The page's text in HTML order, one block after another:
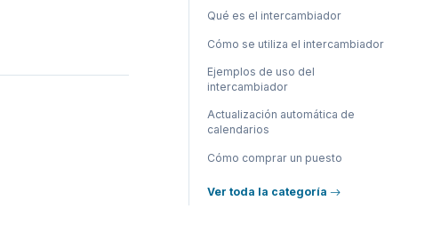
Qué es el intercambiador
Cómo se utiliza el intercambiador
Ejemplos de uso del
intercambiador
Actualización automática de
calendarios
Cómo comprar un puesto
Ver toda la categoría